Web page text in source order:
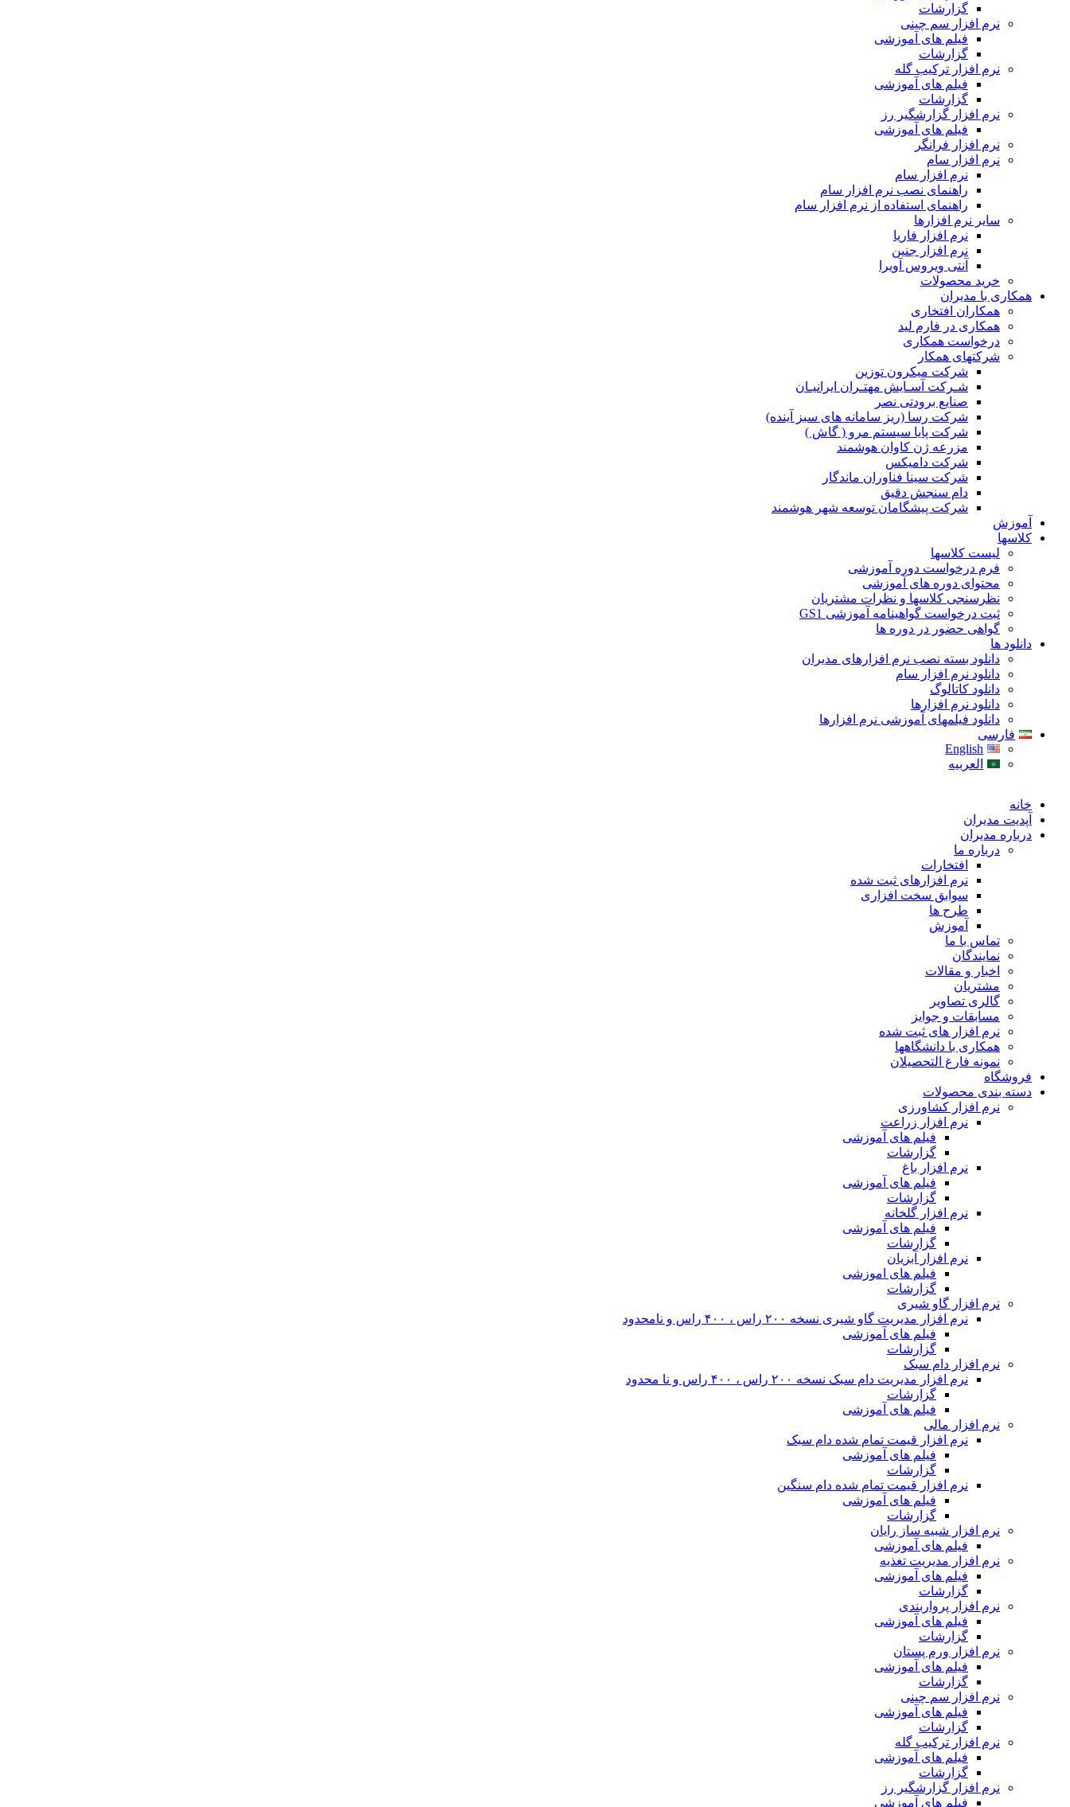
گزارشات
نرم افزار سم چینی
فیلم های آموزشی
گزارشات
نرم افزار ترکیب گله
فیلم های آموزشی
گزارشات
نرم افزار گزارشگیر رز
فیلم های آموزشی
نرم افزار فرانگر
نرم افزار سام
نرم افزار سام
راهنمای نصب نرم افزار سام
راهنمای استفاده از نرم افزار سام
سایر نرم افزارها
نرم افزار فاریا
نرم افزار جنین
آنتی ویروس آویرا
خرید محصولات
همکاری با مدیران
همکاران افتخاری
همکاری در فارم لید
درخواست همکاری
شرکتهای همکار
شرکت میکرون توزین
شـرکت آسـایش مهتـران ایرانیـان
صنایع برودتی نصر
شرکت رسا (ریز سامانه های سبز آینده)
شرکت پایا سیستم مرو ( گاش )
مزرعه ژن کاوان هوشمند
شرکت دامیکس
شرکت سینا فناوران ماندگار
دام سنجش دقیق
شرکت پیشگامان توسعه شهر هوشمند
آموزش
کلاسها
لیست کلاسها
فرم درخواست دوره آموزشی
محتوای دوره های آموزشی
نظرسنجی کلاسها و نظرات مشتریان
ثبت درخواست گواهینامه آموزشی GS1
گواهی حضور در دوره ها
دانلود ها
دانلود بسته نصب نرم افزارهای مدیران
دانلود نرم افزار سام
دانلود کاتالوگ
دانلود نرم افزارها
دانلود فیلمهای آموزشی نرم افزارها
فارسی
English
العربیه
خانه
آپدیت مدیران
درباره مدیران
درباره ما
افتخارات
نرم افزارهای ثبت شده
سوابق سخت افزاری
طرح ها
آموزش
تماس با ما
نمایندگان
اخبار و مقالات
مشتریان
گالری تصاویر
مسابقات و جوایز
نرم افزار های ثبت شده
همکاری با دانشگاهها
نمونه فارغ التحصیلان
فروشگاه
دسته بندی محصولات
نرم افزار کشاورزی
نرم افزار زراعت
فیلم های آموزشی
گزارشات
نرم افزار باغ
فیلم های آموزشی
گزارشات
نرم افزار گلخانه
فیلم های آموزشی
گزارشات
نرم افزار آبزیان
فیلم های اموزشی
گزارشات
نرم افزار گاو شیری
نرم افزار مدیریت گاو شیری نسخه ۲۰۰ راس ، ۴۰۰ راس و نامحدود
فیلم های آموزشی
گزارشات
نرم افزار دام سبک
نرم افزار مدیریت دام سبک نسخه ۲۰۰ راس ، ۴۰۰ راس و نا محدود
گزارشات
فیلم های آموزشی
نرم افزار مالی
نرم افزار قیمت تمام شده دام سبک
فیلم های آموزشی
گزارشات
نرم افزار قیمت تمام شده دام سنگین
فیلم های آموزشی
گزارشات
نرم افزار شبیه ساز رایان
فیلم های آموزشی
نرم افزار مدیریت تغذیه
فیلم های آموزشی
گزارشات
نرم افزار پرواربندی
فیلم های آموزشی
گزارشات
نرم افزار ورم پستان
فیلم های آموزشی
گزارشات
نرم افزار سم چینی
فیلم های آموزشی
گزارشات
نرم افزار ترکیب گله
فیلم های آموزشی
گزارشات
نرم افزار گزارشگیر رز
فیلم های آموزشی